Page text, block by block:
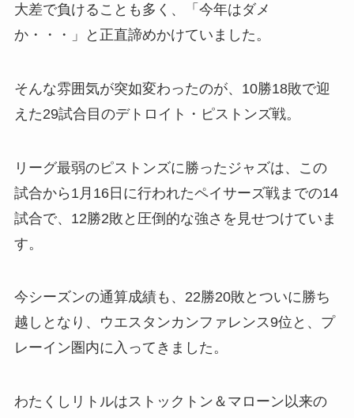
大差で負けることも多く、「今年はダメ
か・・・」と正直諦めかけていました。
そんな雰囲気が突如変わったのが、10勝18敗で迎
えた29試合目のデトロイト・ピストンズ戦。
リーグ最弱のピストンズに勝ったジャズは、この
試合から1月16日に行われたペイサーズ戦までの14
試合で、12勝2敗と圧倒的な強さを見せつけていま
す。
今シーズンの通算成績も、22勝20敗とついに勝ち
越しとなり、ウエスタンカンファレンス9位と、プ
レーイン圏内に入ってきました。
わたくしリトルはストックトン＆マローン以来の